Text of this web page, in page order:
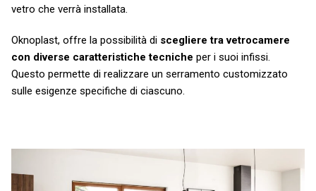
vetro che verrà installata.
Oknoplast, offre la possibilità di scegliere tra vetrocamere
con diverse caratteristiche tecniche per i suoi infissi.
Questo permette di realizzare un serramento customizzato
sulle esigenze specifiche di ciascuno.